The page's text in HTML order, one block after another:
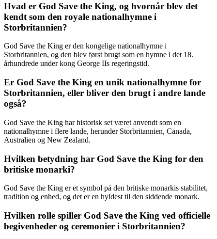
Hvad er God Save the King, og hvornår blev det
kendt som den royale nationalhymne i
Storbritannien?
God Save the King er den kongelige nationalhymne i
Storbritannien, og den blev først brugt som en hymne i det 18.
århundrede under kong George IIs regeringstid.
Er God Save the King en unik nationalhymne for
Storbritannien, eller bliver den brugt i andre lande
også?
God Save the King har historisk set været anvendt som en
nationalhymne i flere lande, herunder Storbritannien, Canada,
Australien og New Zealand.
Hvilken betydning har God Save the King for den
britiske monarki?
God Save the King er et symbol på den britiske monarkis stabilitet,
tradition og enhed, og det er en hyldest til den siddende monark.
Hvilken rolle spiller God Save the King ved officielle
begivenheder og ceremonier i Storbritannien?